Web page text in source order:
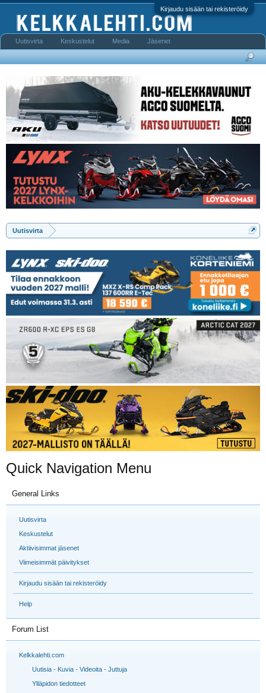
Kirjaudu sisään tai rekisteröidy
Uutisvirta
Quick Navigation Menu
General Links
Uutisvirta
Keskustelut
Aktiivisimmat jäsenet
Viimeisimmät päivitykset
Kirjaudu sisään tai rekisteröidy
Help
Forum List
Kelkkalehti.com
Uutisia - Kuvia - Videoita - Juttuja
Ylläpidon tiedotteet
Uutisvirta Keskustelut Media Jäsenet